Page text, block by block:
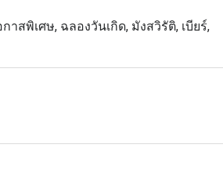
สพิเศษ, ฉลองวันเกิด, มังสวิรัติ, เบียร์,